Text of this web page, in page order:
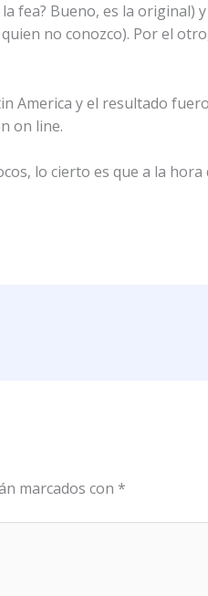
fea? Bueno, es la original)
no conozco). Por el
America y el resultado
on line.
lo cierto es que a la
marcados con *